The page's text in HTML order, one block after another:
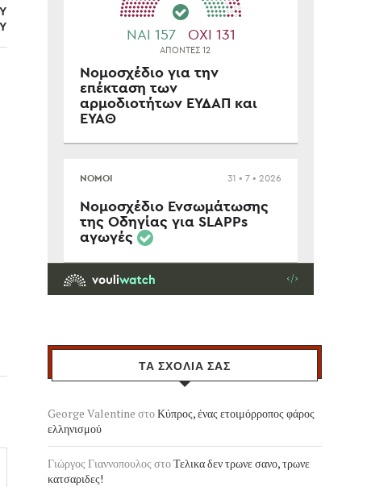
30/10/2015
ΜΑΓΙΚΟΥ ΑΡΙΘΜΟΥ
ΤΑ ΣΧΟΛΙΑ ΣΑΣ
George Valentine στοΚύπρος, ένας ετοιμόρροπος φάρος
ελληνισμού
Γιώργος Γιαννοπουλος στοΤελικα δεν τρωνε σανο, τρωνε
κατσαριδες!